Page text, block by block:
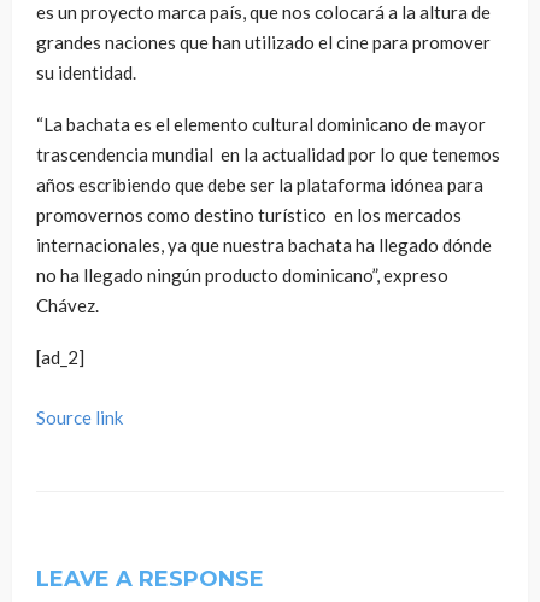
es un proyecto marca país, que nos colocará a la altura de
grandes naciones que han utilizado el cine para promover
su identidad.
“La bachata es el elemento cultural dominicano de mayor
trascendencia mundial en la actualidad por lo que tenemos
años escribiendo que debe ser la plataforma idónea para
promovernos como destino turístico en los mercados
internacionales, ya que nuestra bachata ha llegado dónde
no ha llegado ningún producto dominicano”, expreso
Chávez.
[ad_2]
Source link
LEAVE A RESPONSE